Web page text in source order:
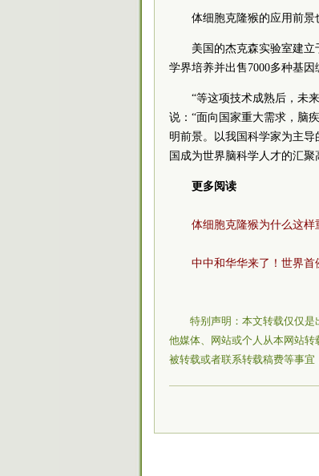
体细胞克隆猴的应用前景
美国的杰克森实验室建
学界培养并出售7000多种基因
“等这项技术成熟后，未
说：“面向国家重大需求，脑
明前景。以我国科学家为主
国成为世界脑科学人才的汇聚
更多阅读
体细胞克隆猴为什么这样
中中和华华来了！世界首
特别声明：本文转载仅仅
他媒体、网站或个人从本网站
被转载或者联系转载稿费等事宜